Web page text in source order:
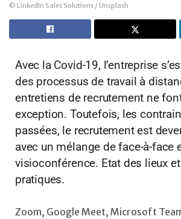
© LinkedIn Sales Solutions / Unsplash
Avec la Covid-19, l’entreprise
des processus de travail à
entretiens de recrutement ne
exception. Toutefois, les
passées, le recrutement est
avec un mélange de face-à-face
visioconférence. Etat des lieux
pratiques.
Zoom, Google Meet, Microsoft